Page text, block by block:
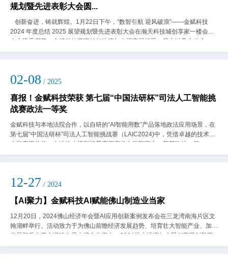
规划暨先进表彰大会圆...
创新奋进，铸就辉煌。1月22日下午，“数智引航 迎风破浪”——金赋科技
2024 年度总结 2025 展望规划暨先进表彰大会在瀚天科技城创享家一楼会议
中心隆重召开。金赋科技董事长任泳谊与公司高层领导、股东以及全体金...
02-08 / 2025
喜报！金赋科技荣获 第七届“中国法研杯”司法人工智能挑
战赛政法一等奖
金赋科技与本地法院合作，以自研的“AI智能用数”产品落地政法应用场景，在
第七届“中国法研杯”司法人工智能挑战赛（LAIC2024)中，凭借卓越的技术实
力和应用价值，在法律大模型场景应用赛道中脱颖而出，荣获政法一等
奖。“中国法研杯”司法人工智...
12-27 / 2024
【AI聚力】金赋科技AI赋能佛山制造业当家
12月20日，2024佛山经济年会暨AI应用创新案例发布会在三龙湾南海片区文
翰湖畔举行。活动致力于为佛山前瞻经济发展趋势、培育壮大智能产业、加快
发展新质生产力搭建各界交流合作平台。2024佛山经济年会暨AI应用创新案
例发布会在三龙湾南海片区...